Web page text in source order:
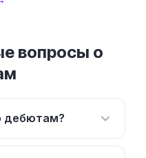
вопросы о
дебютам?